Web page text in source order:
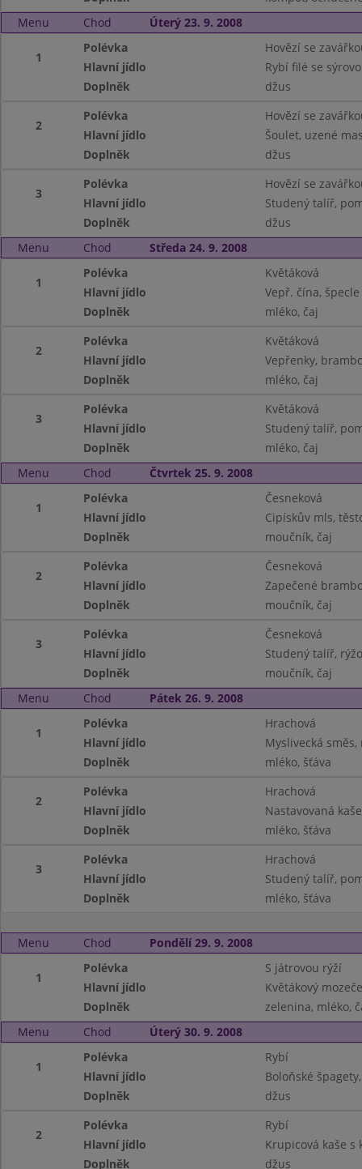
Menu
Chod Úterý 23. 9. 2008
1
Polévka
Hovězí se
Hlavní jídlo
Rybí filé se
Doplněk
džus
2
Polévka
Hovězí se
Hlavní jídlo
Šoulet, uzené
Doplněk
džus
3
Polévka
Hovězí se
Hlavní jídlo
Studený talíř,
Doplněk
džus
Menu
Chod Středa 24. 9. 2008
1
Polévka
Květáková
Hlavní jídlo
Vepř. čína, špecle
Doplněk
mléko, čaj
2
Polévka
Květáková
Hlavní jídlo
Vepřenky,
Doplněk
mléko, čaj
3
Polévka
Květáková
Hlavní jídlo
Studený talíř,
Doplněk
mléko, čaj
Menu
Chod Čtvrtek 25. 9. 2008
1
Polévka
Česneková
Hlavní jídlo
Cipískův mls,
Doplněk
moučník, čaj
2
Polévka
Česneková
Hlavní jídlo
Zapečené
Doplněk
moučník, čaj
3
Polévka
Česneková
Hlavní jídlo
Studený talíř,
Doplněk
moučník, čaj
Menu
Chod Pátek 26. 9. 2008
1
Polévka
Hrachová
Hlavní jídlo
Myslivecká směs,
Doplněk
mléko, šťáva
2
Polévka
Hrachová
Hlavní jídlo
Nastavovaná
Doplněk
mléko, šťáva
3
Polévka
Hrachová
Hlavní jídlo
Studený talíř,
Doplněk
mléko, šťáva
Menu Chod Pondělí 29. 9. 2008
1
Polévka
S játrovou rýží
Hlavní jídlo
Květákový
Doplněk
zelenina, mléko,
Menu
Chod Úterý 30. 9. 2008
1
Polévka
Rybí
Hlavní jídlo
Boloňské
Doplněk
džus
2
Polévka
Rybí
Hlavní jídlo
Krupicová kaše s
Doplněk
džus